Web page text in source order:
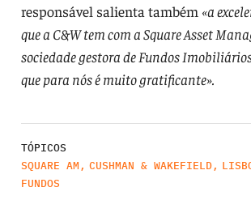
responsável salienta também «a
que a C&W tem com a Square Asset
sociedade gestora de Fundos
que para nós é muito gratificante».
TÓPICOS
SQUARE AM , CUSHMAN & WAKEFIELD,
FUNDOS